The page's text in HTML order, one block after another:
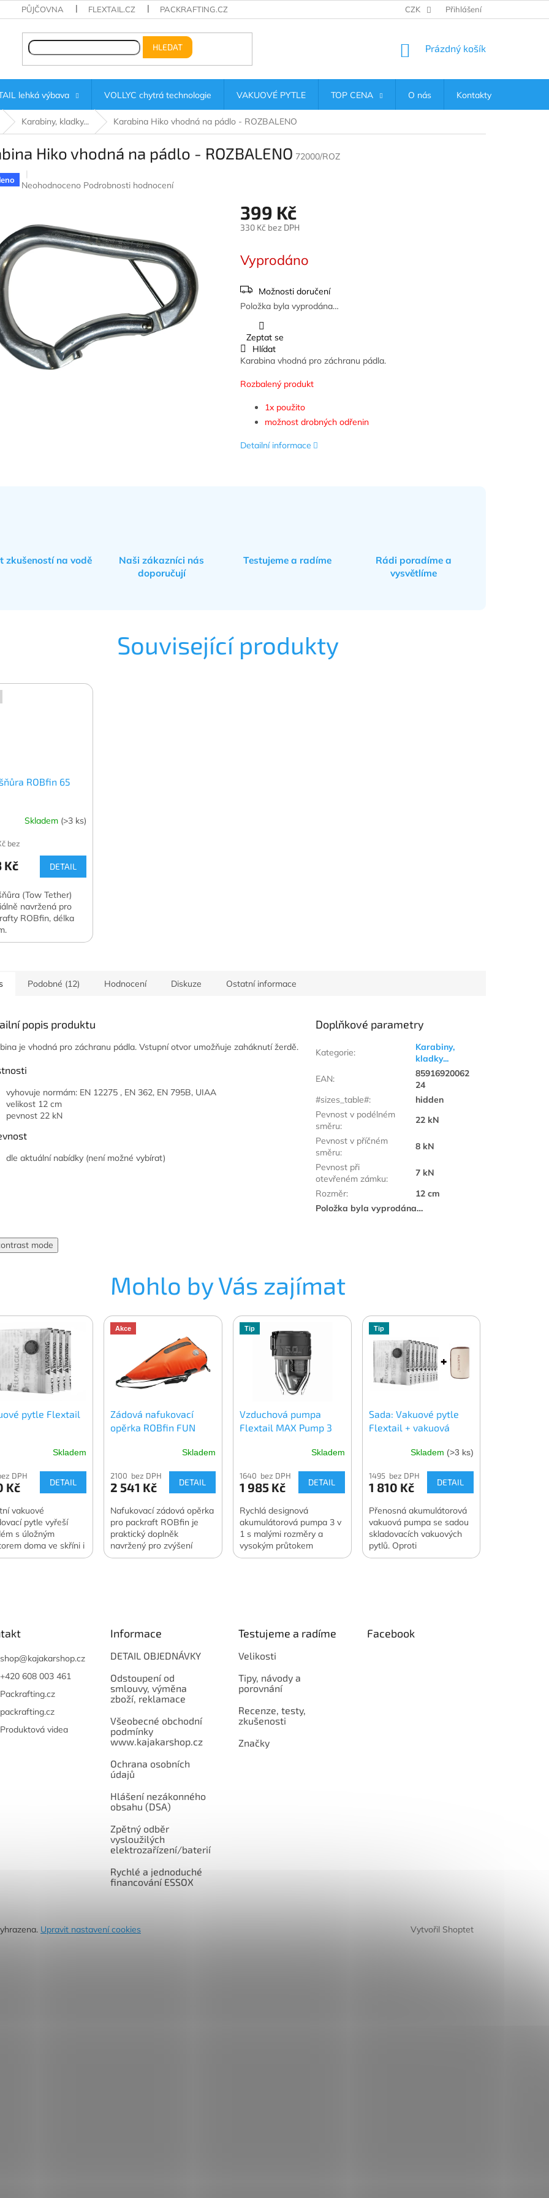
PŮJČOVNA FLEXTAIL.CZ PACKRAFTING.CZ CZK Přihlášení
HLEDAT
NÁKUPNÍ
Prázdný košík
lehká výbava VOLLYC chytrá technologie VAKUOVÉ PYTLE TOP CENA O nás Kontakty
Karabiny, kladky... Karabina Hiko vhodná na pádlo - ROZBALENO
Hiko vhodná na pádlo - ROZBALENO 72000/ROZ
Průměrné
0,0
z
5
Neohodnoceno Podrobnosti hodnocení
399 Kč
330 Kč bez DPH
cena:
Vyprodáno
Možnosti doručení
Položka byla vyprodána…
Karabina vhodná pro záchranu pádla.
Rozbalený produkt
1x použito
možnost drobných odřenin
Detailní informace
Zeptat se
Hlídat
zkušeností na vodě
Naši zákazníci nás
doporučují
Testujeme a radíme
Rádi poradíme a
vysvětlíme
Související produkty
ROBfin 65
Skladem (>3 ks)
bez
Kč DETAIL
(Tow Tether)
navržená pro
ROBfin, délka
Podobné (12) Hodnocení Diskuze Ostatní informace
popis produktu
je vhodná pro záchranu pádla. Vstupní otvor umožňuje zaháknutí žerdě.
vyhovuje normám: EN 12275 , EN 362, EN 795B, UIAA
velikost 12 cm
pevnost 22 kN
dle aktuální nabídky (není možné vybírat)
Doplňkové parametry
Kategorie:
Karabiny,
kladky...
EAN:
85916920062
24
#sizes_table#:
hidden
Pevnost v podélném
směru:
22 kN
Pevnost v příčném
směru:
8 kN
Pevnost při
otevřeném zámku:
7 kN
Rozměr:
12 cm
Položka byla vyprodána…
mode
Mohlo by Vás zajímat
pytle Flextail
Skladem
DPH
Kč DETAIL
vakuové
pytle vyřeší
s úložným
doma ve skříni i
v zavazadle.
moly nebo plísní
je skladujete kdekoli.
Oficiální česká a
distribuce.
Akce
Zádová nafukovací
opěrka ROBfin FUN
Skladem
2100 bez DPH
2 541 Kč DETAIL
Nafukovací zádová opěrka
pro packraft ROBfin je
praktický doplněk
navržený pro zvýšení
komfortu během
Tip
Vzduchová pumpa
Flextail MAX Pump 3
Skladem
1640 bez DPH
1 985 Kč DETAIL
Rychlá designová
akumulátorová pumpa 3 v
1 s malými rozměry a
vysokým průtokem
vzduchu 500 l/min. Navíc
Tip
Sada: Vakuové pytle
Flextail + vakuová
Vacuum Pump
Skladem (>3 ks)
1495 bez DPH
1 810 Kč DETAIL
Přenosná akumulátorová
vakuová pumpa se sadou
skladovacích vakuových
pytlů. Oproti
samostatnému nákupu
shop@kajakarshop.cz
+420 608 003 461
Packrafting.cz
packrafting.cz
Produktová videa
Informace
DETAIL OBJEDNÁVKY
Odstoupení od
smlouvy, výměna
zboží, reklamace
Všeobecné obchodní
podmínky
www.kajakarshop.cz
Ochrana osobních
údajů
Hlášení nezákonného
obsahu (DSA)
Zpětný odběr
vysloužilých
elektrozařízení/baterií
Rychlé a jednoduché
financování ESSOX
Testujeme a radíme
Velikosti
Tipy, návody a
porovnání
Recenze, testy,
zkušenosti
Značky
Facebook
Vytvořil Shoptet
Upravit nastavení cookies